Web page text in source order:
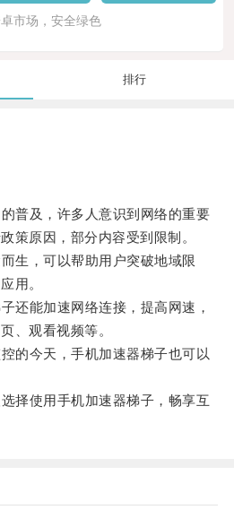
市场，安全绿色
排行
及，许多人意识到网络的重要
策原因，部分内容受到限制。
，可以帮助用户突破地域限
用。
能加速网络连接，提高网速，
、观看视频等。
今天，手机加速器梯子也可以
使用手机加速器梯子，畅享互